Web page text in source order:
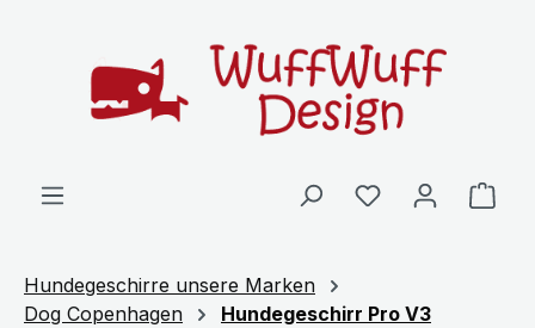
Hundegeschirre unsere Marken
Dog Copenhagen
Hundegeschirr Pro V3